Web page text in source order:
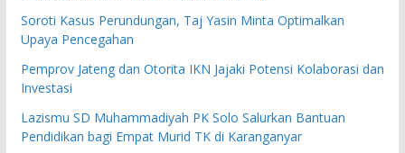
Soroti Kasus Perundungan, Taj Yasin Minta Optimalkan
Upaya Pencegahan
Pemprov Jateng dan Otorita IKN Jajaki Potensi Kolaborasi dan
Investasi
Lazismu SD Muhammadiyah PK Solo Salurkan Bantuan
Pendidikan bagi Empat Murid TK di Karanganyar